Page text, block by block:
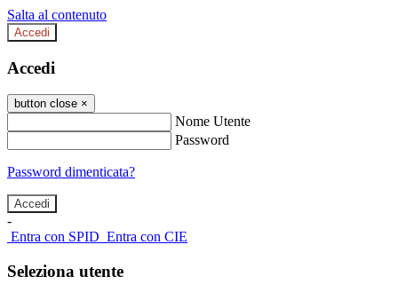
Salta al contenuto
Accedi
Accedi
button close ×
Nome Utente
Password
Password dimenticata?
-
Entra con SPID Entra con CIE
Seleziona utente